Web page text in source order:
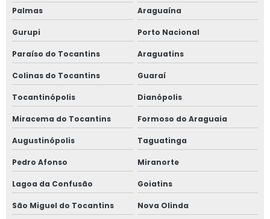
Palmas
Araguaína
Gurupi Porto Nacional
Paraíso do Tocantins Araguatins
Colinas do Tocantins Guaraí
Tocantinópolis Dianópolis
Miracema do Tocantins Formoso do Araguaia
Augustinópolis Taguatinga
Pedro Afonso Miranorte
Lagoa da Confusão Goiatins
São Miguel do Tocantins Nova Olinda